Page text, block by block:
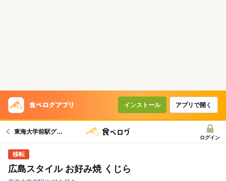
インストール アプリで開く
東海大学前駅グルメへ
ログイン
広島スタイル お好み焼 くじら